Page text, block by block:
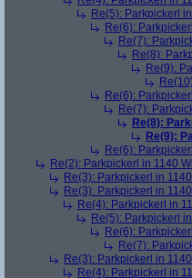
Re(5): Parkpickerl
Re(6):
Re(7):
Re(8):
Re(9):
Re(6):
Re(7):
Re(8):
Re(9):
Re(6):
Re(2): Parkpickerl in 1140
Re(3): Parkpickerl in
Re(3): Parkpickerl in
Re(4): Parkpickerl in
Re(5): Parkpickerl
Re(6):
Re(7):
Re(3): Parkpickerl in
Re(4): Parkpickerl in